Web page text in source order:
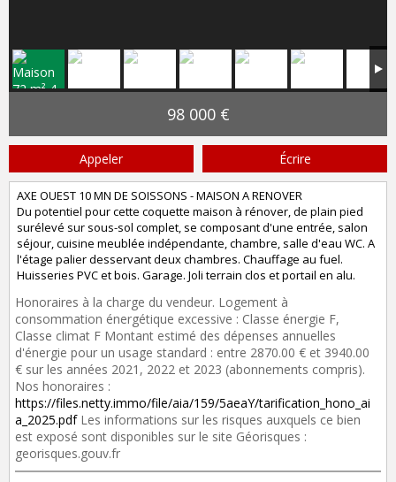
98 000 €
Appeler Écrire
AXE OUEST 10 MN DE SOISSONS - MAISON A RENOVER
Du potentiel pour cette coquette maison à rénover, de plain pied
surélevé sur sous-sol complet, se composant d'une entrée, salon
séjour, cuisine meublée indépendante, chambre, salle d'eau WC. A
l'étage palier desservant deux chambres. Chauffage au fuel.
Huisseries PVC et bois. Garage. Joli terrain clos et portail en alu.
Honoraires à la charge du vendeur. Logement à
consommation énergétique excessive : Classe énergie F,
Classe climat F Montant estimé des dépenses annuelles
d'énergie pour un usage standard : entre 2870.00 € et 3940.00
€ sur les années 2021, 2022 et 2023 (abonnements compris).
Nos honoraires :
https://files.netty.immo/file/aia/159/5aeaY/tarification_hono_ai
a_2025.pdfLes informations sur les risques auxquels ce bien
est exposé sont disponibles sur le site Géorisques :
georisques.gouv.fr